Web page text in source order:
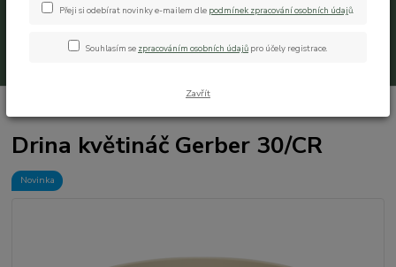
Drina květináč Gerber 30/CR
Novinka
Přeji si odebírat novinky e-mailem dle podmínek zpracování osobních údajů.
Souhlasím se zpracováním osobních údajů pro účely registrace.
Zavřít